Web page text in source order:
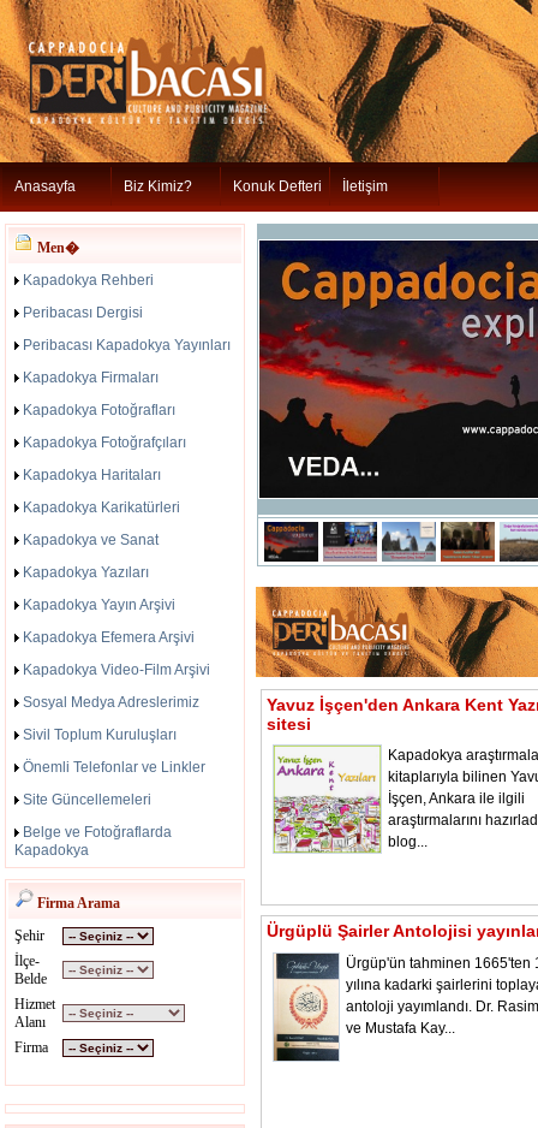
Anasayfa Biz Kimiz? Konuk Defteri İletişim
Men�
Kapadokya Rehberi
Peribacası Dergisi
Peribacası Kapadokya Yayınları
Kapadokya Firmaları
Kapadokya Fotoğrafları
Kapadokya Fotoğrafçıları
Kapadokya Haritaları
Kapadokya Karikatürleri
Kapadokya ve Sanat
Kapadokya Yazıları
Kapadokya Yayın Arşivi
Kapadokya Efemera Arşivi
Kapadokya Video-Film Arşivi
Sosyal Medya Adreslerimiz
Sivil Toplum Kuruluşları
Önemli Telefonlar ve Linkler
Site Güncellemeleri
Belge ve Fotoğraflarda
Kapadokya
Firma Arama
Şehir
İlçe-
Belde
Hizmet
Alanı
Firma
Yavuz İşçen'den Ankara Kent
sitesi
Kapadokya
kitaplarıyla bilinen
İşçen, Ankara ile ilgili
araştırmalarını
blog...
Ürgüplü Şairler Antolojisi
Ürgüp'ün tahminen 1665'ten
yılına kadarki şairlerini
antoloji yayımlandı. Dr.
ve Mustafa Kay...